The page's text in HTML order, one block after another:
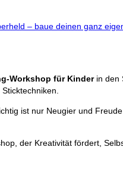
– baue deinen ganz
Workshop für Kinderin den
ist nur Neugier und
der Kreativität fördert,